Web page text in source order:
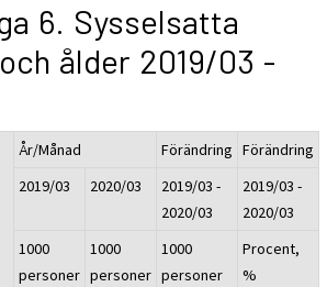
6. Sysselsatta
ålder 2019/03 -
År/Månad Förändring Förändring
2019/03
2020/03
2019/03 -
2020/03
2019/03 -
2020/03
1000
personer
1000
personer
1000
personer
Procent,
%